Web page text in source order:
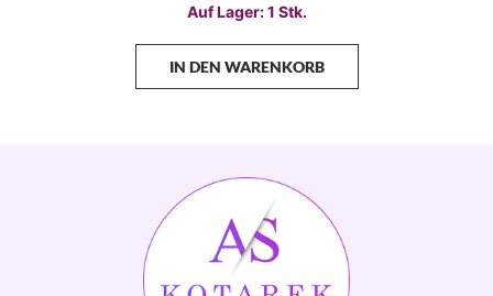
Auf Lager: 1 Stk.
IN DEN WARENKORB